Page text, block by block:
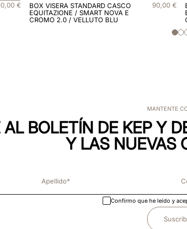
,00 €
BOX VISERA STANDARD CASCO
EQUITAZIONE / SMART NOVA E
CROMO 2.0 / VELLUTO BLU
90,00 €
MANTENTE
BOLETÍN DE KEP Y
Y LAS NUEVAS
Confirmo que he leído y